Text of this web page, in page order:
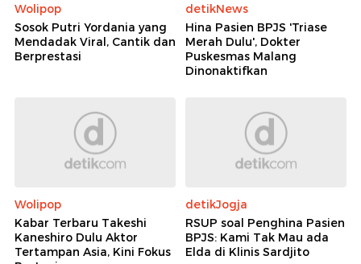
Wolipop
Sosok Putri Yordania yang
Mendadak Viral, Cantik dan
Berprestasi
detikNews
Hina Pasien BPJS 'Triase
Merah Dulu', Dokter
Puskesmas Malang
Dinonaktifkan
Wolipop
Kabar Terbaru Takeshi
Kaneshiro Dulu Aktor
Tertampan Asia, Kini Fokus
detikJogja
RSUP soal Penghina Pasien
BPJS: Kami Tak Mau ada
Elda di Klinis Sardjito